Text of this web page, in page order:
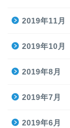
2019年11月
2019年10月
2019年8月
2019年7月
2019年6月